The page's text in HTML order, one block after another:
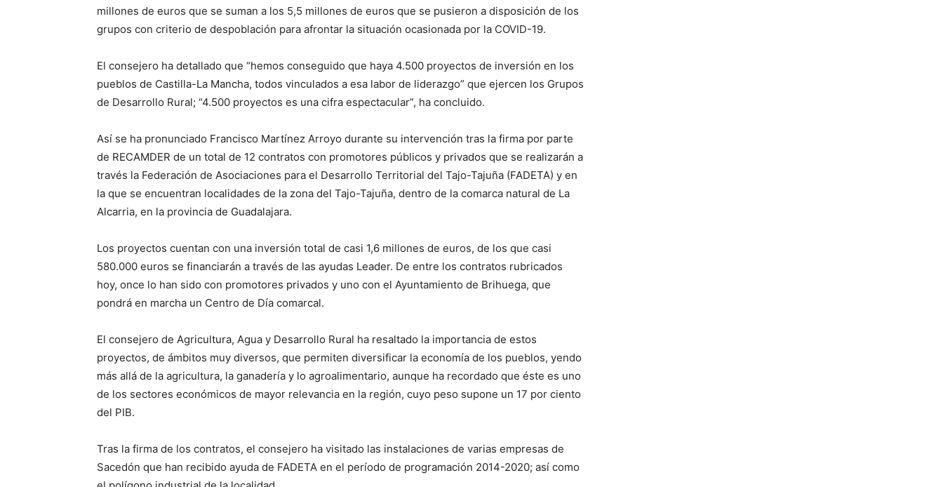
millones de euros que se suman a los 5,5 millones de euros que se pusieron a disposición de los
grupos con criterio de despoblación para afrontar la situación ocasionada por la COVID-19.
El consejero ha detallado que “hemos conseguido que haya 4.500 proyectos de inversión en los
pueblos de Castilla-La Mancha, todos vinculados a esa labor de liderazgo” que ejercen los Grupos
de Desarrollo Rural; “4.500 proyectos es una cifra espectacular”, ha concluido.
Así se ha pronunciado Francisco Martínez Arroyo durante su intervención tras la firma por parte
de RECAMDER de un total de 12 contratos con promotores públicos y privados que se realizarán a
través la Federación de Asociaciones para el Desarrollo Territorial del Tajo-Tajuña (FADETA) y en
la que se encuentran localidades de la zona del Tajo-Tajuña, dentro de la comarca natural de La
Alcarria, en la provincia de Guadalajara.
Los proyectos cuentan con una inversión total de casi 1,6 millones de euros, de los que casi
580.000 euros se financiarán a través de las ayudas Leader. De entre los contratos rubricados
hoy, once lo han sido con promotores privados y uno con el Ayuntamiento de Brihuega, que
pondrá en marcha un Centro de Día comarcal.
El consejero de Agricultura, Agua y Desarrollo Rural ha resaltado la importancia de estos
proyectos, de ámbitos muy diversos, que permiten diversificar la economía de los pueblos, yendo
más allá de la agricultura, la ganadería y lo agroalimentario, aunque ha recordado que éste es uno
de los sectores económicos de mayor relevancia en la región, cuyo peso supone un 17 por ciento
del PIB.
Tras la firma de los contratos, el consejero ha visitado las instalaciones de varias empresas de
Sacedón que han recibido ayuda de FADETA en el período de programación 2014-2020; así como